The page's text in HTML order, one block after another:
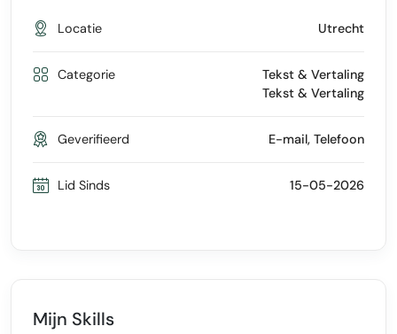
Locatie Utrecht
Categorie
Tekst & Vertaling
Tekst & Vertaling
Geverifieerd E-mail, Telefoon
Lid Sinds 15-05-2026
Mijn Skills